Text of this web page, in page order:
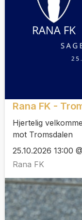
Rana FK -
Hjertelig
mot Tromsdalen
25.10.2026 13:00
Rana FK